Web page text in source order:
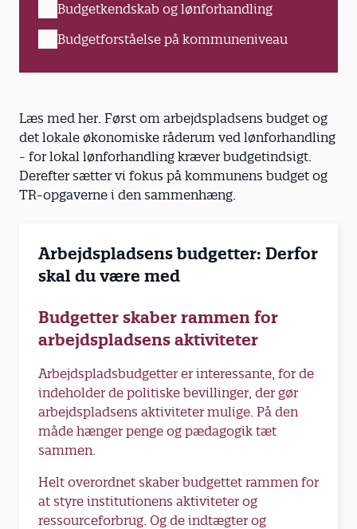
Budgetkendskab og lønforhandling
Budgetforståelse på kommuneniveau
Læs med her. Først om arbejdspladsens budget og
det lokale økonomiske råderum ved lønforhandling
- for lokal lønforhandling kræver budgetindsigt.
Derefter sætter vi fokus på kommunens budget og
TR-opgaverne i den sammenhæng.
Arbejdspladsens budgetter: Derfor
skal du være med
Budgetter skaber rammen for
arbejdspladsens aktiviteter
Arbejdspladsbudgetter er interessante, for de
indeholder de politiske bevillinger, der gør
arbejdspladsens aktiviteter mulige. På den
måde hænger penge og pædagogik tæt
sammen.
Helt overordnet skaber budgettet rammen for
at styre institutionens aktiviteter og
ressourceforbrug. Og de indtægter og